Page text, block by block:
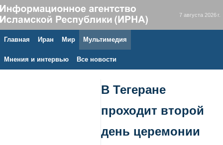
7 августа 2026 г.
Главная Иран Мир Мультимедия
Мнения и интервью Все новости
В Тегеране
проходит второй
день церемонии